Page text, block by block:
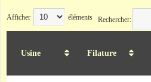
Afficher éléments Rechercher:
Usine Filature